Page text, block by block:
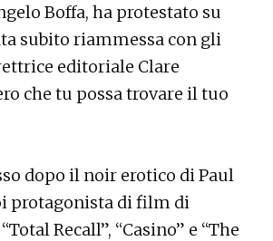
Boffa, ha protestato su
subito riammessa con gli
editoriale Clare
che tu possa trovare il tuo
dopo il noir erotico di Paul
protagonista di film di
Recall”, “Casino” e “The